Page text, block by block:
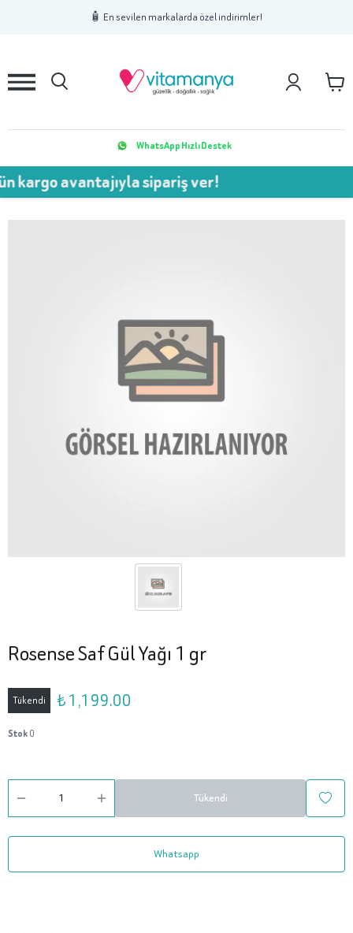
🧴 En sevilen markalarda özel indirimler!
2 3
WhatsApp Hızlı Destek
kargo avantajıyla sipariş ver!
Rosense Saf Gül Yağı 1 gr
Tükendi ₺ 1,199.00
Stok0
Tükendi
Whatsapp